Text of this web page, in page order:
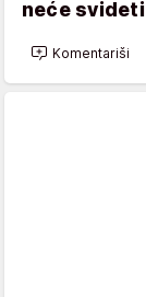
neće svideti
Komentariši